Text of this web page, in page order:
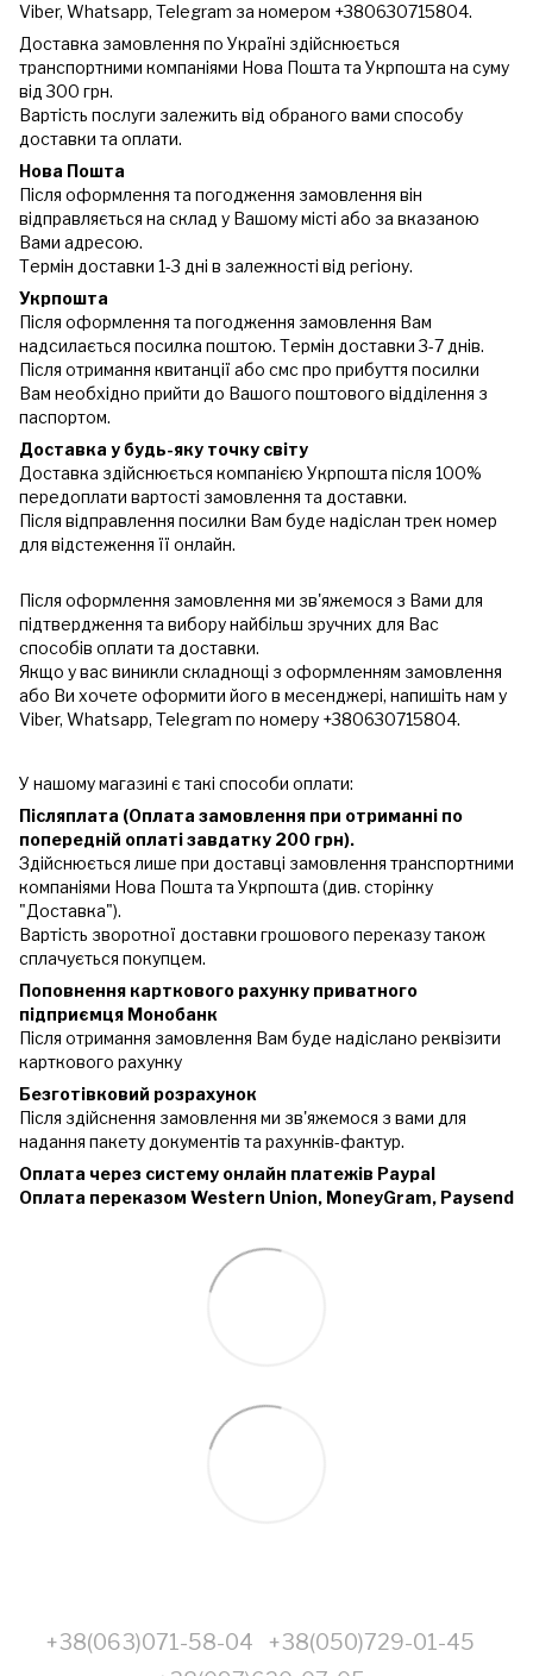
Viber, Whatsapp, Telegram за номером +380630715804.
Доставка замовлення по Україні здійснюється
транспортними компаніями Нова Пошта та Укрпошта на суму
від 300 грн.
Вартість послуги залежить від обраного вами способу
доставки та оплати.
Нова Пошта
Після оформлення та погодження замовлення він
відправляється на склад у Вашому місті або за вказаною
Вами адресою.
Термін доставки 1-3 дні в залежності від регіону.
Укрпошта
Після оформлення та погодження замовлення Вам
надсилається посилка поштою. Термін доставки 3-7 днів.
Після отримання квитанції або смс про прибуття посилки
Вам необхідно прийти до Вашого поштового відділення з
паспортом.
Доставка у будь-яку точку світу
Доставка здійснюється компанією Укрпошта після 100%
передоплати вартості замовлення та доставки.
Після відправлення посилки Вам буде надіслан трек номер
для відстеження її онлайн.
Після оформлення замовлення ми зв'яжемося з Вами для
підтвердження та вибору найбільш зручних для Вас
способів оплати та доставки.
Якщо у вас виникли складнощі з оформленням замовлення
або Ви хочете оформити його в месенджері, напишіть нам у
Viber, Whatsapp, Telegram по номеру +380630715804.
У нашому магазині є такі способи оплати:
Післяплата (Оплата замовлення при отриманні по
попередній оплаті завдатку 200 грн).
Здійснюється лише при доставці замовлення транспортними
компаніями Нова Пошта та Укрпошта (див. сторінку
"Доставка").
Вартість зворотної доставки грошового переказу також
сплачується покупцем.
Поповнення карткового рахунку приватного
підприємця Монобанк
Після отримання замовлення Вам буде надіслано реквізити
карткового рахунку
Безготівковий розрахунок
Після здійснення замовлення ми зв'яжемося з вами для
надання пакету документів та рахунків-фактур.
Оплата через систему онлайн платежів Paypal
Оплата переказом Western Union, MoneyGram, Paysend
+38(063)071-58-04
+38(050)729-01-45